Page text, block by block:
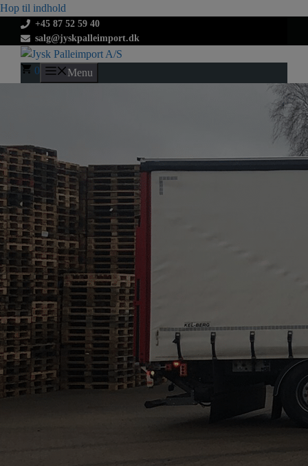
Hop til indhold
+45 87 52 59 40
salg@jyskpalleimport.dk
0 Menu